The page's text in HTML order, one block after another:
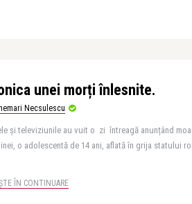
unei morți înlesnite.
Necsulescu
și televiziunile au vuit o zi întreagă anunțând
o adolescentă de 14 ani, aflată în grija statului
ÎN CONTINUARE